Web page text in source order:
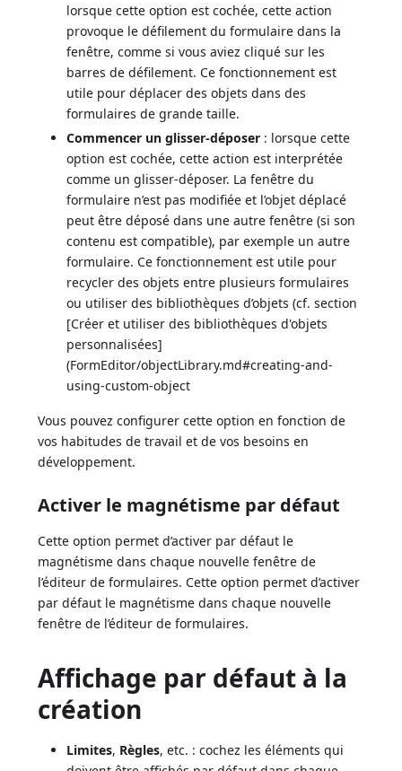
lorsque cette option est cochée, cette action
provoque le défilement du formulaire dans la
fenêtre, comme si vous aviez cliqué sur les
barres de défilement. Ce fonctionnement est
utile pour déplacer des objets dans des
formulaires de grande taille.
Commencer un glisser-déposer : lorsque cette
option est cochée, cette action est interprétée
comme un glisser-déposer. La fenêtre du
formulaire n’est pas modifiée et l’objet déplacé
peut être déposé dans une autre fenêtre (si son
contenu est compatible), par exemple un autre
formulaire. Ce fonctionnement est utile pour
recycler des objets entre plusieurs formulaires
ou utiliser des bibliothèques d’objets (cf. section
[Créer et utiliser des bibliothèques d'objets
personnalisées]
(FormEditor/objectLibrary.md#creating-and-
using-custom-object
Vous pouvez configurer cette option en fonction de
vos habitudes de travail et de vos besoins en
développement.
Activer le magnétisme par défaut
Cette option permet d’activer par défaut le
magnétisme dans chaque nouvelle fenêtre de
l’éditeur de formulaires. Cette option permet d’activer
par défaut le magnétisme dans chaque nouvelle
fenêtre de l’éditeur de formulaires.
Affichage par défaut à la
création
Limites, Règles, etc. : cochez les éléments qui